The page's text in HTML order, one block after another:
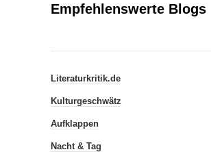
Empfehlenswerte Blogs
Literaturkritik.de
Kulturgeschwätz
Aufklappen
Nacht & Tag